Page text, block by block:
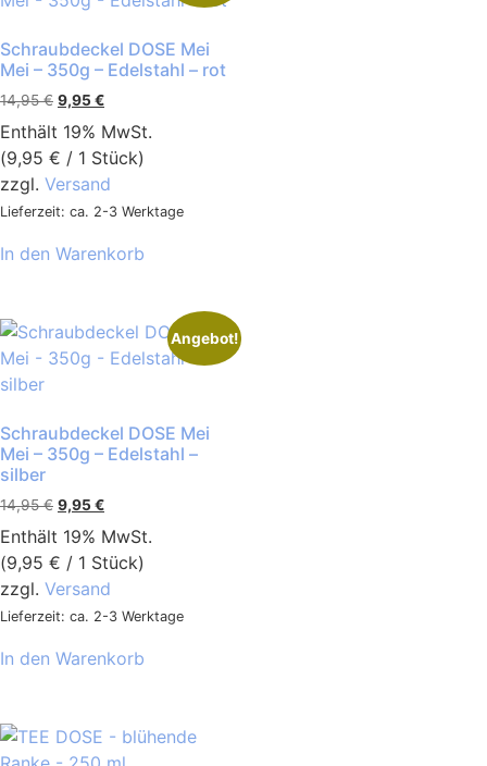
Schraubdeckel DOSE Mei
Mei – 350g – Edelstahl – rot
14,95€ 9,95€
Enthält 19% MwSt.
(9,95 € / 1 Stück)
zzgl. Versand
Lieferzeit: ca. 2-3 Werktage
In den Warenkorb
Angebot!
Schraubdeckel DOSE Mei
Mei – 350g – Edelstahl –
silber
14,95€ 9,95€
Enthält 19% MwSt.
(9,95 € / 1 Stück)
zzgl. Versand
Lieferzeit: ca. 2-3 Werktage
In den Warenkorb